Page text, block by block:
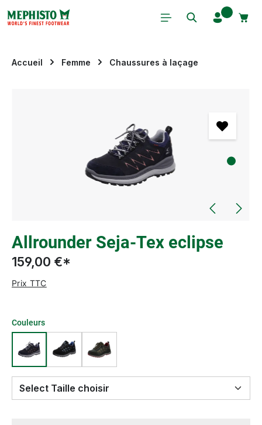
Passer au contenu principal
Accueil Femme Chaussures à laçage
Allrounder Seja-Tex eclipse
159,00 €*
Prix TTC
Couleurs
Select Taille choisir